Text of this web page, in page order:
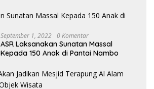
September 1, 2022 0 Komentar
ASR Laksanakan Sunatan Massal
Kepada 150 Anak di Pantai Nambo